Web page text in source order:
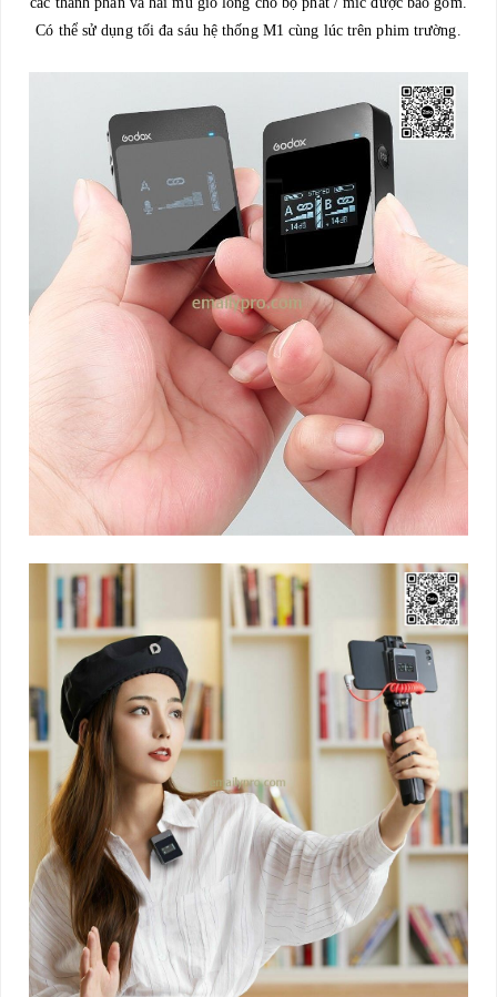
Có thể sử dụng tối đa sáu hệ thống M1 cùng lúc trên phim trường.